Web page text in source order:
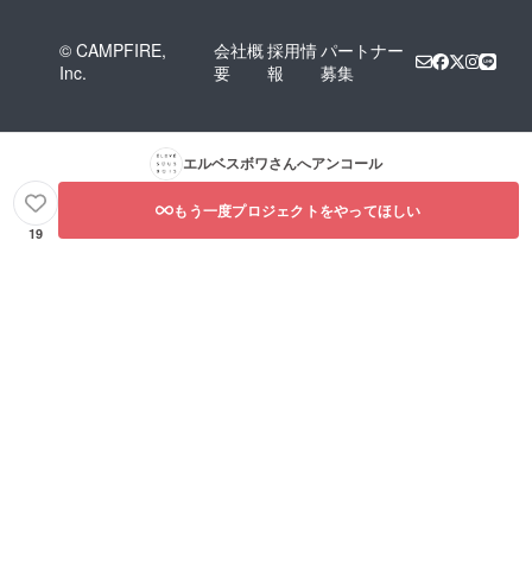
© CAMPFIRE,
Inc.
会社概
要
採用情
報
パートナー
募集
エルベスボワさんへアンコール
19
もう一度プロジェクトをやってほしい